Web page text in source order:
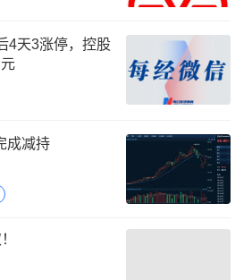
4天3涨停，控股
成减持